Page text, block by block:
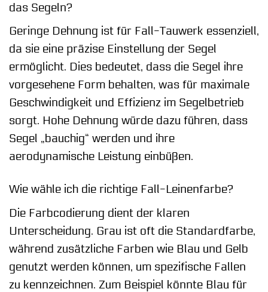
das Segeln?
Geringe Dehnung ist für Fall-Tauwerk essenziell,
da sie eine präzise Einstellung der Segel
ermöglicht. Dies bedeutet, dass die Segel ihre
vorgesehene Form behalten, was für maximale
Geschwindigkeit und Effizienz im Segelbetrieb
sorgt. Hohe Dehnung würde dazu führen, dass
Segel „bauchig“ werden und ihre
aerodynamische Leistung einbüßen.
Wie wähle ich die richtige Fall-Leinenfarbe?
Die Farbcodierung dient der klaren
Unterscheidung. Grau ist oft die Standardfarbe,
während zusätzliche Farben wie Blau und Gelb
genutzt werden können, um spezifische Fallen
zu kennzeichnen. Zum Beispiel könnte Blau für